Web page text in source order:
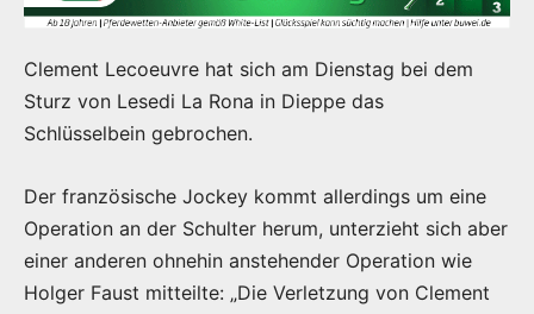
Clement Lecoeuvre hat sich am Dienstag bei dem
Sturz von Lesedi La Rona in Dieppe das
Schlüsselbein gebrochen.
Der französische Jockey kommt allerdings um eine
Operation an der Schulter herum, unterzieht sich aber
einer anderen ohnehin anstehender Operation wie
Holger Faust mitteilte: „Die Verletzung von Clement